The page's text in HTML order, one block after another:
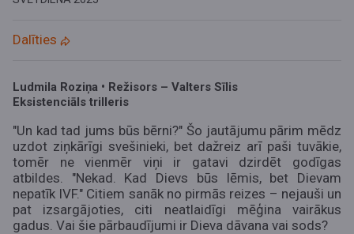
Dalīties
Ludmila Roziņa • Režisors – Valters Sīlis
Eksistenciāls trilleris
"Un kad tad jums būs bērni?" Šo jautājumu pārim mēdz
uzdot ziņkārīgi svešinieki, bet dažreiz arī paši tuvākie,
tomēr ne vienmēr viņi ir gatavi dzirdēt godīgas
atbildes. "Nekad. Kad Dievs būs lēmis, bet Dievam
nepatīk IVF." Citiem sanāk no pirmās reizes – nejauši un
pat izsargājoties, citi neatlaidīgi mēģina vairākus
gadus. Vai šie pārbaudījumi ir Dieva dāvana vai sods?